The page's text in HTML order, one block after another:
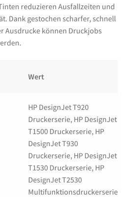
reduzieren Ausfallzeiten und
Dank gestochen scharfer, schnell
Ausdrucke können Druckjobs
Wert
HP DesignJet T920
Druckerserie, HP DesignJet
T1500 Druckerserie, HP
DesignJet T930
Druckerserie, HP DesignJet
T1530 Druckerserie, HP
DesignJet T2530
Multifunktionsdruckerserie,